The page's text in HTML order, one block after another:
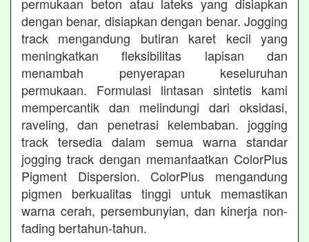
permukaan beton atau lateks yang disiapkan
dengan benar, disiapkan dengan benar. Jogging
track mengandung butiran karet kecil yang
meningkatkan fleksibilitas lapisan dan
menambah penyerapan keseluruhan
permukaan. Formulasi lintasan sintetis kami
mempercantik dan melindungi dari oksidasi,
raveling, dan penetrasi kelembaban. jogging
track tersedia dalam semua warna standar
jogging track dengan memanfaatkan ColorPlus
Pigment Dispersion. ColorPlus mengandung
pigmen berkualitas tinggi untuk memastikan
warna cerah, persembunyian, dan kinerja non-
fading bertahun-tahun.